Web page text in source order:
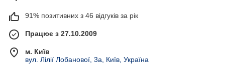
91% позитивних з 46 відгуків за рік
Працює з 27.10.2009
м. Київ
вул. Лілії Лобанової, 3а, Київ, Україна